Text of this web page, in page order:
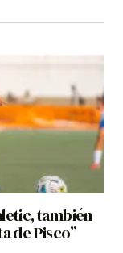
también
de Pisco”